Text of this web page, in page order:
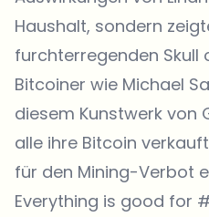
Haushalt, sondern
furchterregenden Skull
Bitcoiner wie Michael
diesem Kunstwerk von
alle ihre Bitcoin
für den Mining-Verbot
Everything is good for